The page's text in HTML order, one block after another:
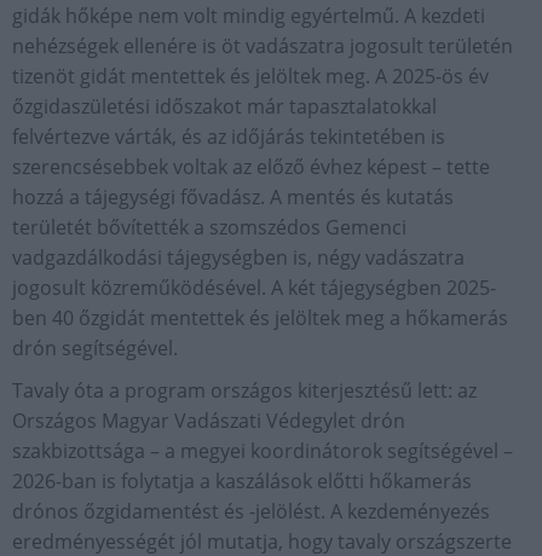
gidák hőképe nem volt mindig egyértelmű. A kezdeti
nehézségek ellenére is öt vadászatra jogosult területén
tizenöt gidát mentettek és jelöltek meg. A 2025-ös év
őzgidaszületési időszakot már tapasztalatokkal
felvértezve várták, és az időjárás tekintetében is
szerencsésebbek voltak az előző évhez képest – tette
hozzá a tájegységi fővadász. A mentés és kutatás
területét bővítették a szomszédos Gemenci
vadgazdálkodási tájegységben is, négy vadászatra
jogosult közreműködésével. A két tájegységben 2025-
ben 40 őzgidát mentettek és jelöltek meg a hőkamerás
drón segítségével.
Tavaly óta a program országos kiterjesztésű lett: az
Országos Magyar Vadászati Védegylet drón
szakbizottsága – a megyei koordinátorok segítségével –
2026-ban is folytatja a kaszálások előtti hőkamerás
drónos őzgidamentést és -jelölést. A kezdeményezés
eredményességét jól mutatja, hogy tavaly országszerte